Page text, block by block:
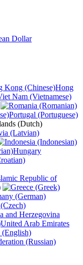
Dollar
Hong
Nam (Vietnamese)
Portugal (Portuguese)
(Latvian)
Hungary
Republic of
(German)
and Herzegovina
United Arab Emirates
(Russian)